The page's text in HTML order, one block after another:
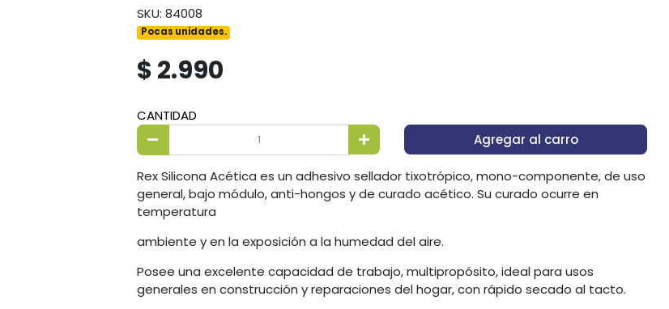
SKU: 84008
Pocas unidades.
$ 2.990
CANTIDAD
Agregar al carro
Rex Silicona Acética es un adhesivo sellador tixotrópico, mono-componente, de uso
general, bajo módulo, anti-hongos y de curado acético. Su curado ocurre en
temperatura
ambiente y en la exposición a la humedad del aire.
Posee una excelente capacidad de trabajo, multipropósito, ideal para usos
generales en construcción y reparaciones del hogar, con rápido secado al tacto.